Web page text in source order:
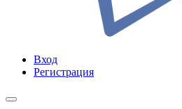
Вход
Регистрация